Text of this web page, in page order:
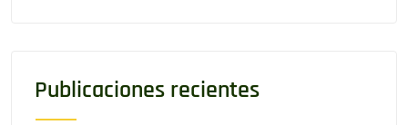
Publicaciones recientes